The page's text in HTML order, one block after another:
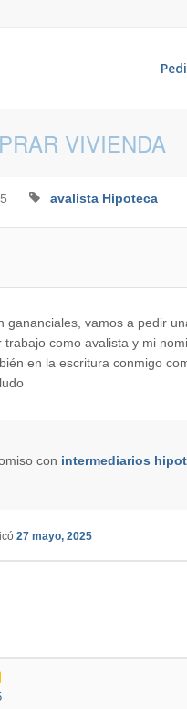
VIVIENDA
avalista Hipoteca
gananciales, vamos a pedir
trabajo como avalista y mi
en la escritura conmigo
con intermediarios
27 mayo, 2025